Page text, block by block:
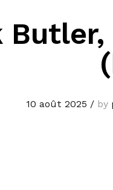
Butler,
10 août 2025 /by